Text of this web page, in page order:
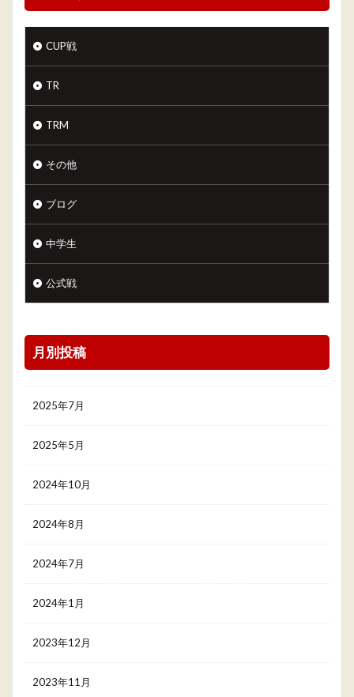
CUP戦
TR
TRM
その他
ブログ
中学生
公式戦
月別投稿
2025年7月
2025年5月
2024年10月
2024年8月
2024年7月
2024年1月
2023年12月
2023年11月